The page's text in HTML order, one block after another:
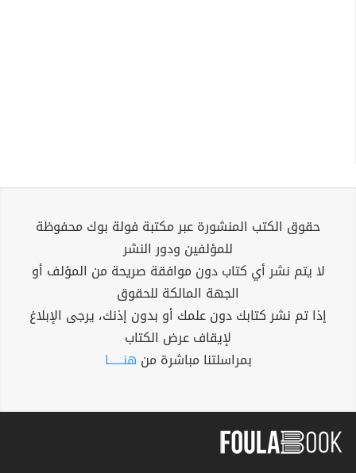
حقوق الكتب المنشورة عبر مكتبة فولة بوك محفوظة
للمؤلفين ودور النشر
لا يتم نشر أي كتاب دون موافقة صريحة من المؤلف أو
الجهة المالكة للحقوق
إذا تم نشر كتابك دون علمك أو بدون إذنك، يرجى الإبلاغ
لإيقاف عرض الكتاب
بمراسلتنا مباشرة من هنــــــا